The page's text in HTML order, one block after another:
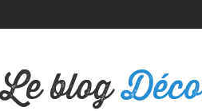
Le blog